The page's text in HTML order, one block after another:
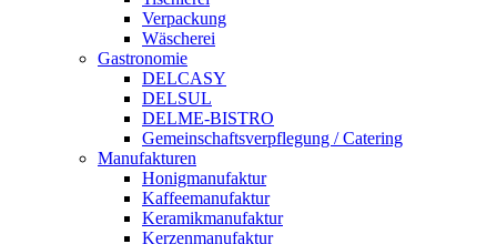
Verpackung
Wäscherei
Gastronomie
DELCASY
DELSUL
DELME-BISTRO
Gemeinschaftsverpflegung / Catering
Manufakturen
Honigmanufaktur
Kaffeemanufaktur
Keramikmanufaktur
Kerzenmanufaktur